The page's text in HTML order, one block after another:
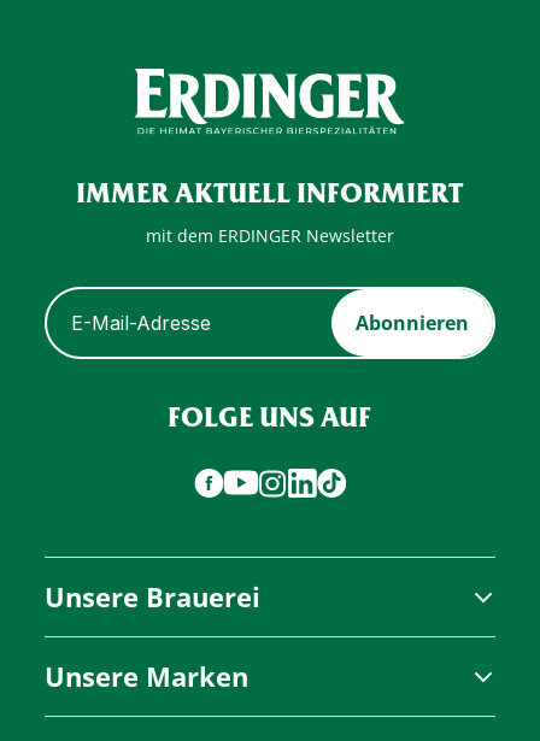
IMMER AKTUELL INFORMIERT
mit dem ERDINGER Newsletter
Abonnieren
FOLGE UNS AUF
Unsere Brauerei
Unternehmen
Brauereiführung
Unsere Marken